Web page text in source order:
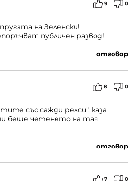
9 0
на Зеленски!
публичен развод!
отговор
8 0
със сажди релси", каза
беше четенето на тая
отговор
7 0